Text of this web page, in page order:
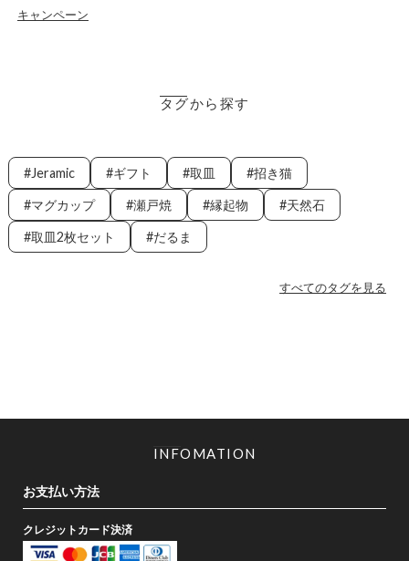
キャンペーン
タグから探す
Jeramic ギフト 取皿 招き猫
マグカップ 瀬戸焼 縁起物 天然石
取皿2枚セット だるま
すべてのタグを見る
INFOMATION
お支払い方法
クレジットカード決済